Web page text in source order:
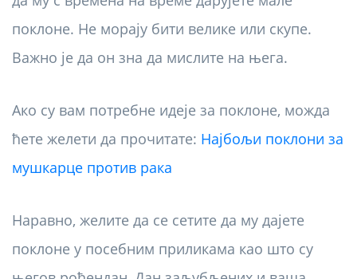
поклоне. Не морају бити велике или скупе.
Важно је да он зна да мислите на њега.
Ако су вам потребне идеје за поклоне, можда
ћете желети да прочитате: Најбољи поклони за
мушкарце против рака
Наравно, желите да се сетите да му дајете
поклоне у посебним приликама као што су